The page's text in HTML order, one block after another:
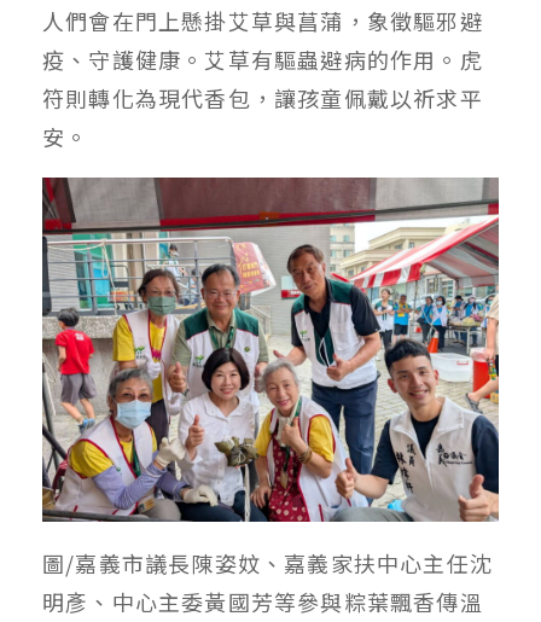
人們會在門上懸掛艾草與菖蒲，象徵驅邪避
疫、守護健康。艾草有驅蟲避病的作用。虎
符則轉化為現代香包，讓孩童佩戴以祈求平
安。
圖/嘉義市議長陳姿妏、嘉義家扶中心主任沈
明彥、中心主委黃國芳等參與粽葉飄香傳溫